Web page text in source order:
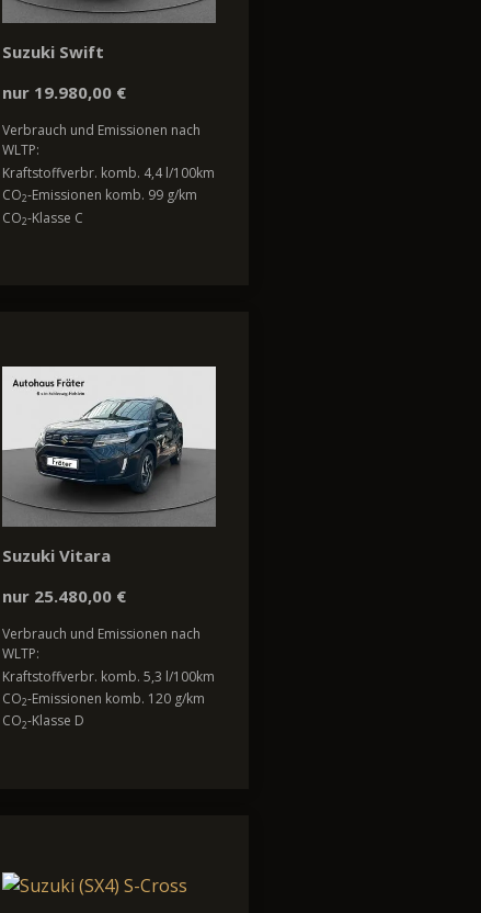
Suzuki Swift
nur 19.980,00 €
Verbrauch und Emissionen nach
WLTP:
Kraftstoffverbr. komb. 4,4 l/100km
CO2-Emissionen komb. 99 g/km
CO2-Klasse C
Suzuki Vitara
nur 25.480,00 €
Verbrauch und Emissionen nach
WLTP:
Kraftstoffverbr. komb. 5,3 l/100km
CO2-Emissionen komb. 120 g/km
CO2-Klasse D